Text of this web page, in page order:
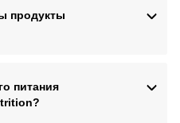
продукты
питания